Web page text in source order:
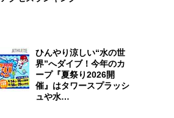
ひんやり涼しい“水の世
界”へダイブ！今年のカ
ープ『夏祭り2026開
催』はタワースプラッシ
ュや水…